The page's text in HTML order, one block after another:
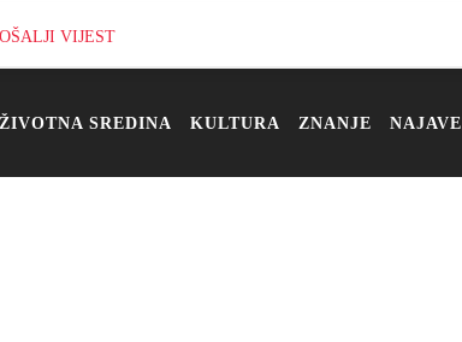
VIJEST
ŽIVOTNA SREDINA KULTURA ZNANJE NAJAVE